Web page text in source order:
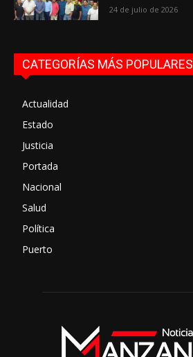
24 de julio de 2026
CATEGORÍAS MÁS POPULARES
Actualidad
Estado
Justicia
Portada
Nacional
Salud
Política
Puerto